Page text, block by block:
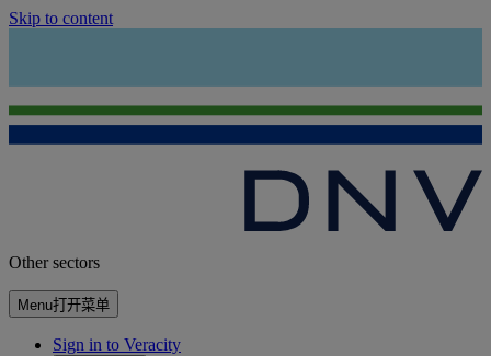
Skip to content
Other sectors
Menu打开菜单
Sign in to Veracity